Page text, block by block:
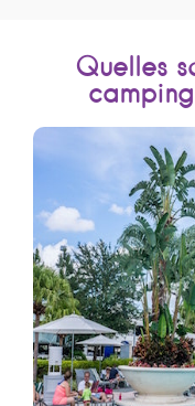
Quelles